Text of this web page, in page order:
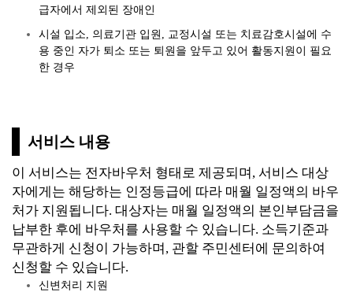
급자에서 제외된 장애인
시설 입소, 의료기관 입원, 교정시설 또는 치료감호시설에 수
용 중인 자가 퇴소 또는 퇴원을 앞두고 있어 활동지원이 필요
한 경우
서비스 내용
이 서비스는 전자바우처 형태로 제공되며, 서비스 대상
자에게는 해당하는 인정등급에 따라 매월 일정액의 바우
처가 지원됩니다. 대상자는 매월 일정액의 본인부담금을
납부한 후에 바우처를 사용할 수 있습니다. 소득기준과
무관하게 신청이 가능하며, 관할 주민센터에 문의하여
신청할 수 있습니다.
신변처리 지원